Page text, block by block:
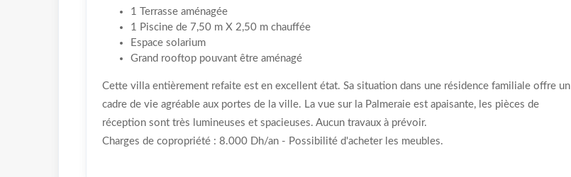
1 Terrasse aménagée
1 Piscine de 7,50 m X 2,50 m chauffée
Espace solarium
Grand rooftop pouvant être aménagé
Cette villa entièrement refaite est en excellent état. Sa situation dans une résidence familiale offre un
cadre de vie agréable aux portes de la ville. La vue sur la Palmeraie est apaisante, les pièces de
réception sont très lumineuses et spacieuses. Aucun travaux à prévoir.
Charges de copropriété : 8.000 Dh/an - Possibilité d'acheter les meubles.